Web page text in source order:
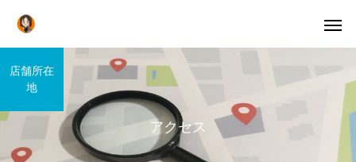
アクセス
店舗所在
地